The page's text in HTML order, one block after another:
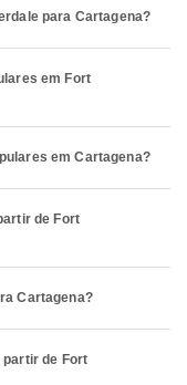
para Cartagena?
em Fort
em Cartagena?
de Fort
Cartagena?
partir de Fort